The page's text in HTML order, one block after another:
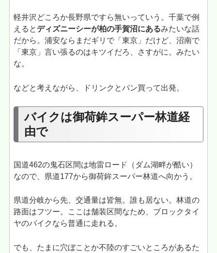
軽井沢どころか長野県ですら無いっていう。千葉で例
えると ディズニーシーが柏の手賀沼にあるみたいな話
だから。浦安ならまだギリで「東京」だけど、沼南で
「東京」言い張るのはキツイだろ、さすがに。みたい
な。
などと考えながら、ドリンクとパン買って出発。
バイクは御荷鉾スーパー林道経
由で
国道462の鬼石区間は地雷ロード（ダム湖畔が酷い）
なので、県道177から御荷鉾スーパー林道へ向かう。
県道分岐から先、交通量は皆無。誰も居ない。林道の
路面はフツー。ここは舗装区間なため、ブロックタイ
ヤのバイクなら普通に走れる。
でも、たまに穴ぼことか不陸のすごいところがあるた